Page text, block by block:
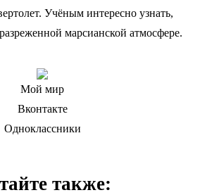
Учёным интересно узнать,
марсианской атмосфере.
Мой мир
Вконтакте
Одноклассники
также: